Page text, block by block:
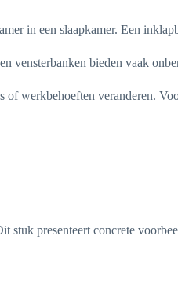
in een slaapkamer. Een
vensterbanken bieden vaak
werkbehoeften veranderen.
presenteert concrete